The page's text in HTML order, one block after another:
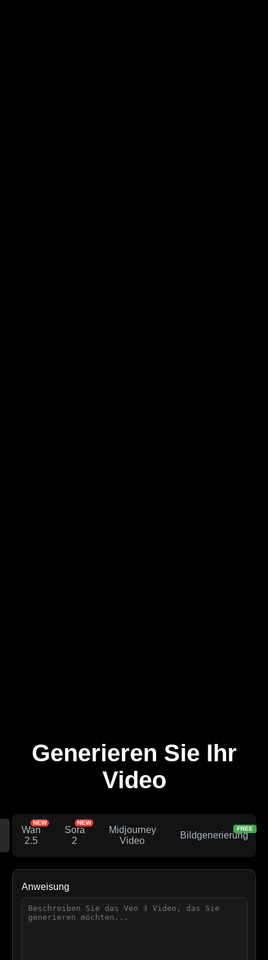
Generieren Sie Ihr
Video
Wan
2.5
NEW
Sora
2
NEW
Midjourney
Video
Bildgenerierung
FREE
Anweisung